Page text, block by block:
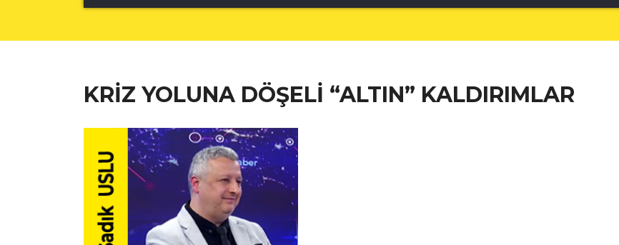
KRİZ YOLUNA DÖŞELİ “ALTIN” KALDIRIMLAR